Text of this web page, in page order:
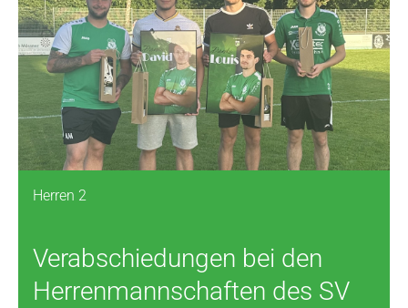
Herren 2
Verabschiedungen bei den
Herrenmannschaften des SV